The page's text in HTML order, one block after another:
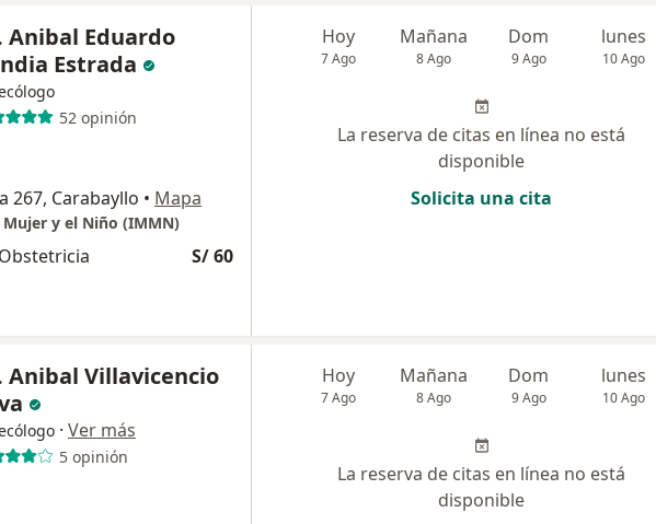
Anibal Eduardo
Estrada
52 opinión
267, Carabayllo • Mapa
y el Niño (IMMN)
S/ 60
Hoy
7 Ago
Mañana
8 Ago
Dom
9 Ago
lunes
10 Ago
La reserva de citas en línea no está
disponible
Solicita una cita
Anibal Villavicencio
· Ver más
5 opinión
Hoy
7 Ago
Mañana
8 Ago
Dom
9 Ago
lunes
10 Ago
La reserva de citas en línea no está
disponible